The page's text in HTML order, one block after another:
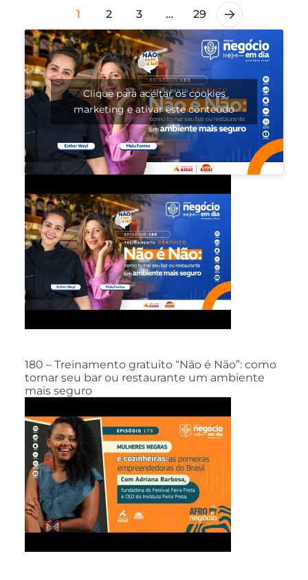
1 2 3 … 29
Clique para aceitar os cookies
marketing e ativar este conteúdo
180 – Treinamento gratuito “Não é Não”: como
tornar seu bar ou restaurante um ambiente
mais seguro